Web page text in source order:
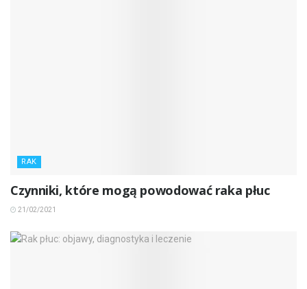
RAK
Czynniki, które mogą powodować raka płuc
21/02/2021